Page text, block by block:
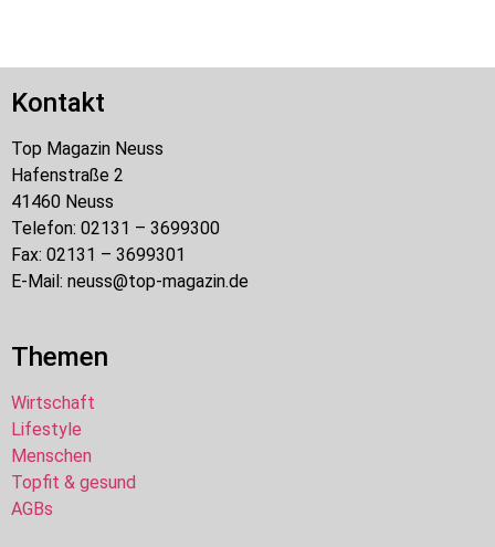
Kontakt
Top Magazin Neuss
Hafenstraße 2
41460 Neuss
Telefon: 02131 – 3699300
Fax: 02131 – 3699301
E-Mail: neuss@top-magazin.de
Themen
Wirtschaft
Lifestyle
Menschen
Topfit & gesund
AGBs